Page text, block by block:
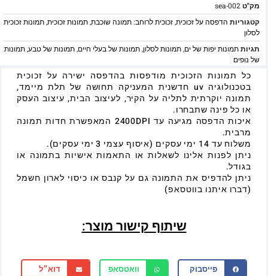
מק"טsea-002
קטגוריות הדפסה על זכוכית,זכוכית לרוחב: תמונה שוכבת,תמונות זכוכית,תמונות זכוכית
לסלון
תגיותתמונות יפות של ים,תמונות לסלון,תמונות של בעלי חיים,תמונות של טבע,תמונות
של נופים
כל תמונות הזכוכית מודפסות בהדפסה ישירה על זכוכית
בטכנולוגיה uv חדשנית המעניקה תחושה של תלת מיימד,
תמונה יוקרתית לתליה על הקיר, לעיצוב הבית, עיצוב העסק
או כל פינה שתבחרו.
איכות הדפסה מגיעה עד 2400DPI המאפשרת חדות תמונה
מרבית.
משלוח עד 14 ימי עסקים (איסוף עצמי 3 ימי עסקים).
ניתן לפנות אלינו לשאלות או התאמות אישיות בתמונה או
בגודל.
ניתן להדפיס את התמונה גם על קנבס או כיסוי לארון חשמל
(דברו איתנו בווטסאפ)
שיתוף קישור מוצר:
פייסבוק וואטסאפ דוא״ל